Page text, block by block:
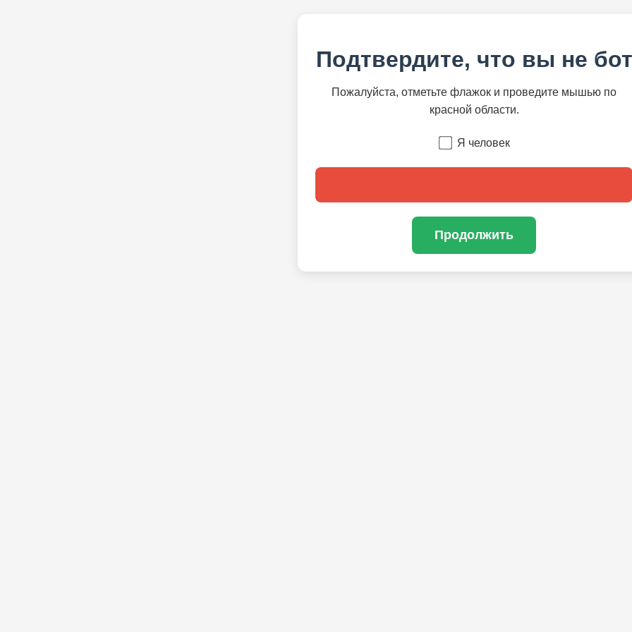
Подтвердите, что вы не бот
Пожалуйста, отметьте флажок и проведите мышью по
красной области.
Я человек
Продолжить